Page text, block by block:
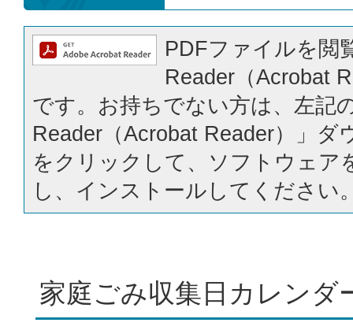
PDFファイルを閲
Reader（Acrobat
です。お持ちでない方は、左記
Reader（Acrobat Reader）」ダ
をクリックして、ソフトウェア
し、インストールしてください
家庭ごみ収集日カレンダ